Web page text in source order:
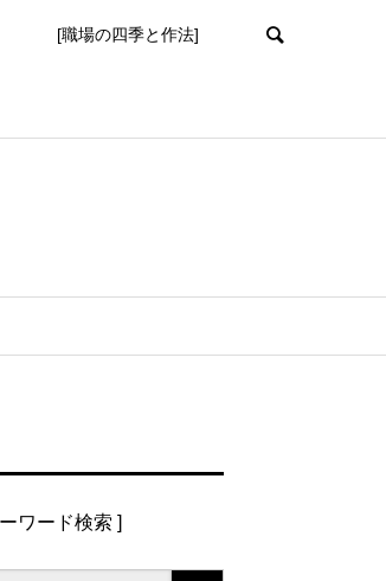
[職場の四季と作法]
ワード検索 ]